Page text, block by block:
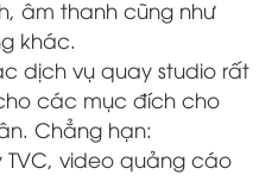
âm thanh cũng như
khác.
dịch vụ quay studio rất
các mục đích cho
Chẳng hạn:
video quảng cáo